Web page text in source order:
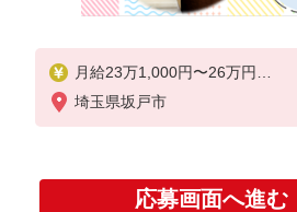
月給23万1,000円〜26万円
※給与は経験や前職給与に応じ
埼玉県坂戸市
応募画面へ進む